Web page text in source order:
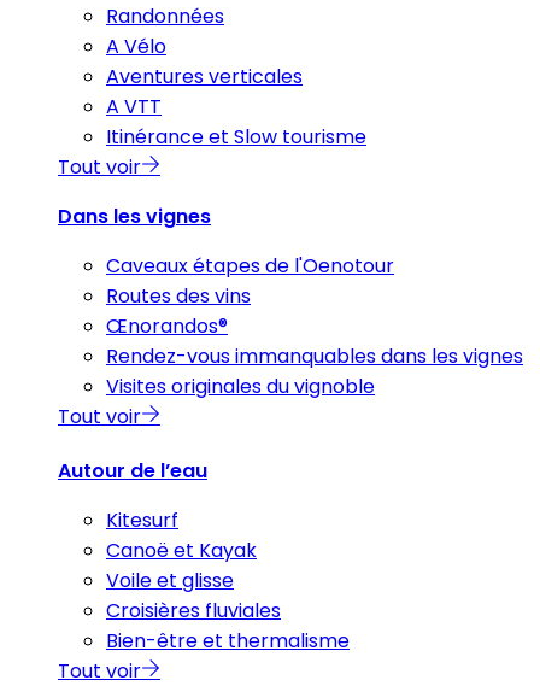
Randonnées
A Vélo
Aventures verticales
A VTT
Itinérance et Slow tourisme
Tout voir
Dans les vignes
Caveaux étapes de l'Oenotour
Routes des vins
Œnorandos®
Rendez-vous immanquables dans les vignes
Visites originales du vignoble
Tout voir
Autour de l’eau
Kitesurf
Canoë et Kayak
Voile et glisse
Croisières fluviales
Bien-être et thermalisme
Tout voir